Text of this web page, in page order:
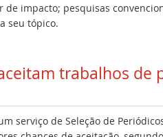
impacto; pesquisas
seu tópico.
trabalhos de
serviço de Seleção de